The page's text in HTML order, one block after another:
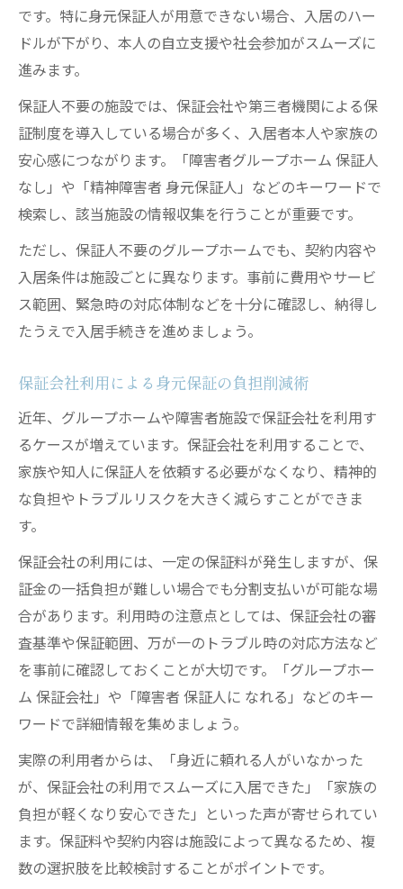
です。特に身元保証人が用意できない場合、入居のハー
ドルが下がり、本人の自立支援や社会参加がスムーズに
進みます。
保証人不要の施設では、保証会社や第三者機関による保
証制度を導入している場合が多く、入居者本人や家族の
安心感につながります。「障害者グループホーム 保証人
なし」や「精神障害者 身元保証人」などのキーワードで
検索し、該当施設の情報収集を行うことが重要です。
ただし、保証人不要のグループホームでも、契約内容や
入居条件は施設ごとに異なります。事前に費用やサービ
ス範囲、緊急時の対応体制などを十分に確認し、納得し
たうえで入居手続きを進めましょう。
保証会社利用による身元保証の負担削減術
近年、グループホームや障害者施設で保証会社を利用す
るケースが増えています。保証会社を利用することで、
家族や知人に保証人を依頼する必要がなくなり、精神的
な負担やトラブルリスクを大きく減らすことができま
す。
保証会社の利用には、一定の保証料が発生しますが、保
証金の一括負担が難しい場合でも分割支払いが可能な場
合があります。利用時の注意点としては、保証会社の審
査基準や保証範囲、万が一のトラブル時の対応方法など
を事前に確認しておくことが大切です。「グループホー
ム 保証会社」や「障害者 保証人に なれる」などのキー
ワードで詳細情報を集めましょう。
実際の利用者からは、「身近に頼れる人がいなかった
が、保証会社の利用でスムーズに入居できた」「家族の
負担が軽くなり安心できた」といった声が寄せられてい
ます。保証料や契約内容は施設によって異なるため、複
数の選択肢を比較検討することがポイントです。